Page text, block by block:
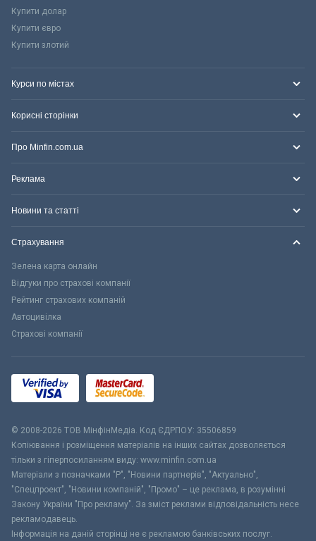
Купити долар
Купити євро
Купити злотий
Курси по містах
Корисні сторінки
Про Minfin.com.ua
Реклама
Новини та статті
Страхування
Зелена карта онлайн
Відгуки про страхові компанії
Рейтинг страхових компаній
Автоцивілка
Страхові компанії
© 2008-2026 ТОВ МiнфiнМедiа. Код ЄДРПОУ: 35506859
Копіювання і розміщення матеріалів на інших сайтах дозволяється
тільки з гіперпосиланням виду: www.minfin.com.ua
Матеріали з позначками "Р", "Новини партнерів", "Актуально",
"Спецпроект", "Новини компаній", "Промо" – це реклама, в розумінні
Закону України "Про рекламу". За зміст реклами відповідальність несе
рекламодавець.
Інформація на даній сторінці не є рекламою банківських послуг.